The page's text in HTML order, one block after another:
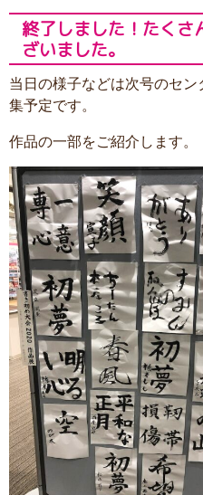
終了しました！たくさ
ざいました。
当日の様子などは次号のセ
集予定です。
作品の一部をご紹介します。